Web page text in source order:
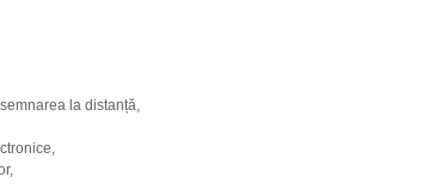
la distanță,